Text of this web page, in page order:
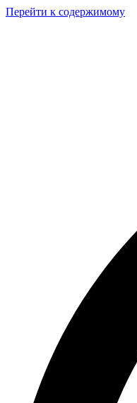
Перейти к содержимому